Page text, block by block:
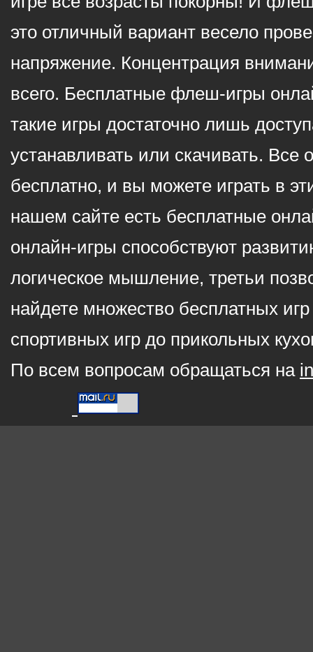
это отличный вариант весело
напряжение. Концентрация
всего. Бесплатные флеш-игры
такие игры достаточно лишь
устанавливать или скачивать.
бесплатно, и вы можете играть в
нашем сайте есть бесплатные
онлайн-игры способствуют
логическое мышление, третьи
найдете множество бесплатных
спортивных игр до прикольных
По всем вопросам обращаться на